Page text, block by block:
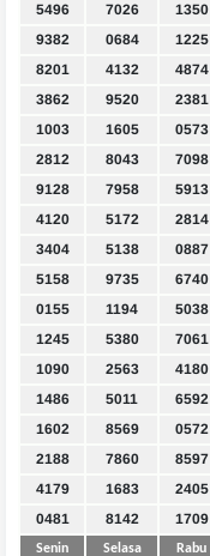
5496
7026 1350
9382
0684 1225
8201
4132 4874
3862
9520 2381
1003
1605 0573
2812
8043 7098
9128
7958 5913
4120
5172 2814
3404
5138 0887
5158
9735 6740
0155
1194 5038
1245
5380 7061
1090
2563 4180
1486
5011 6592
1602
8569 0572
2188
7860 8597
4179
1683 2405
0481
8142 1709
Senin Selasa Rabu